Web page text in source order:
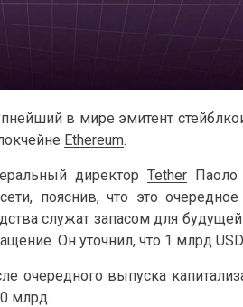
в мире эмитент
Ethereum.
директорTether
пояснив, что это
служат запасом для
Он уточнил, что 1 млрд
очередного выпуска
млрд.